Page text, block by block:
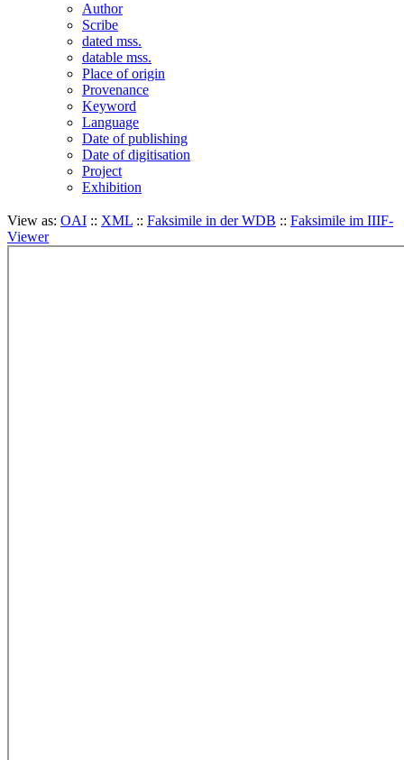
Author
Scribe
dated mss.
datable mss.
Place of origin
Provenance
Keyword
Language
Date of publishing
Date of digitisation
Project
Exhibition
View as: OAI :: XML :: Faksimile in der WDB :: Faksimile im IIIF-
Viewer